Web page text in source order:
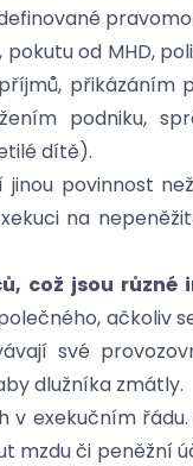
od MHD,
přikázáním
podniku,
dítě).
povinnost
na
což jsou různé
ačkoliv
své
dlužníka zmátly.
v exekučním
mzdu či peněžní